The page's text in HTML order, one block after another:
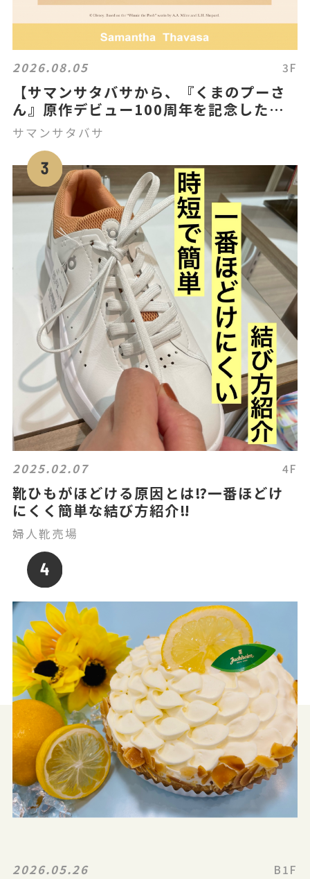
2026.08.05 3F
【サマンサタバサから、『くまのプーさ
ん』原作デビュー100周年を記念した
「クラシック プー」コレクションを発
売！】
サマンサタバサ
2025.02.07 4F
靴ひもがほどける原因とは⁉️一番ほどけ
にくく簡単な結び方紹介‼️
婦人靴売場
2026.05.26 B1F